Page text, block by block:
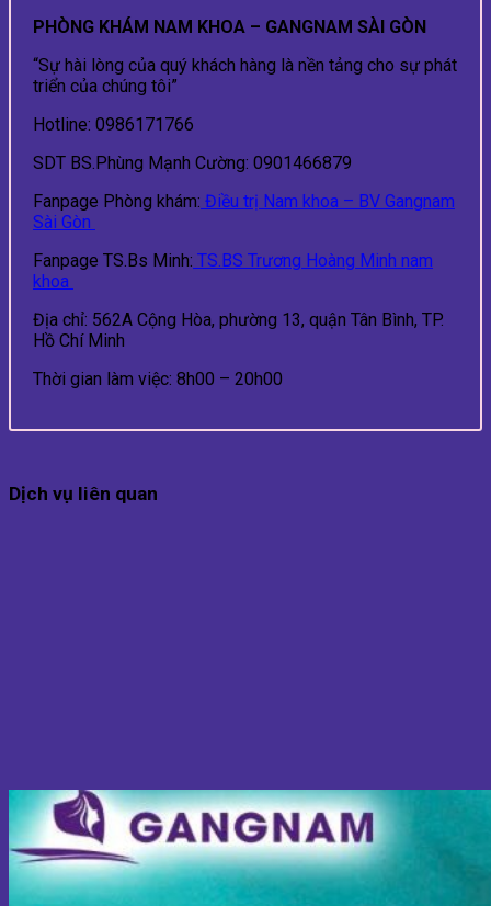
PHÒNG KHÁM NAM KHOA – GANGNAM SÀI GÒN
“Sự hài lòng của quý khách hàng là nền tảng cho sự phát
triển của chúng tôi”
Hotline: 0986171766
SDT BS.Phùng Mạnh Cường: 0901466879
Fanpage Phòng khám: Điều trị Nam khoa – BV Gangnam
Sài Gòn
Fanpage TS.Bs Minh: TS.BS Trương Hoàng Minh nam
khoa
Địa chỉ: 562A Cộng Hòa, phường 13, quận Tân Bình, TP.
Hồ Chí Minh
Thời gian làm việc: 8h00 – 20h00
Dịch vụ liên quan